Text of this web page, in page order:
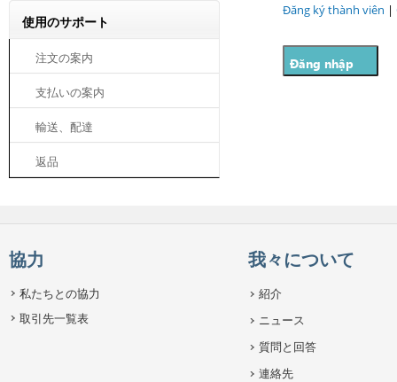
使用のサポート
注文の案内
支払いの案内
輸送、配達
返品
Đăng ký thành viên |
協力
私たちとの協力
取引先一覧表
我々について
紹介
ニュース
質問と回答
連絡先